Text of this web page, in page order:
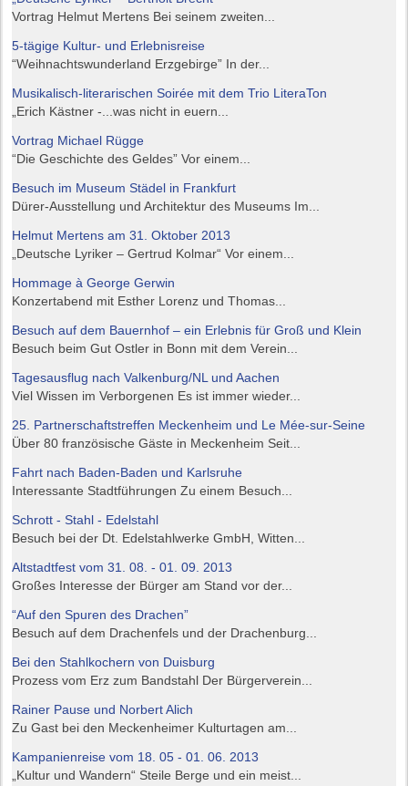
Vortrag Helmut Mertens Bei seinem zweiten...
5-tägige Kultur- und Erlebnisreise
“Weihnachtswunderland Erzgebirge” In der...
Musikalisch-literarischen Soirée mit dem Trio LiteraTon
„Erich Kästner -...was nicht in euern...
Vortrag Michael Rügge
“Die Geschichte des Geldes” Vor einem...
Besuch im Museum Städel in Frankfurt
Dürer-Ausstellung und Architektur des Museums Im...
Helmut Mertens am 31. Oktober 2013
„Deutsche Lyriker – Gertrud Kolmar“ Vor einem...
Hommage à George Gerwin
Konzertabend mit Esther Lorenz und Thomas...
Besuch auf dem Bauernhof – ein Erlebnis für Groß und Klein
Besuch beim Gut Ostler in Bonn mit dem Verein...
Tagesausflug nach Valkenburg/NL und Aachen
Viel Wissen im Verborgenen Es ist immer wieder...
25. Partnerschaftstreffen Meckenheim und Le Mée-sur-Seine
Über 80 französische Gäste in Meckenheim Seit...
Fahrt nach Baden-Baden und Karlsruhe
Interessante Stadtführungen Zu einem Besuch...
Schrott - Stahl - Edelstahl
Besuch bei der Dt. Edelstahlwerke GmbH, Witten...
Altstadtfest vom 31. 08. - 01. 09. 2013
Großes Interesse der Bürger am Stand vor der...
“Auf den Spuren des Drachen”
Besuch auf dem Drachenfels und der Drachenburg...
Bei den Stahlkochern von Duisburg
Prozess vom Erz zum Bandstahl Der Bürgerverein...
Rainer Pause und Norbert Alich
Zu Gast bei den Meckenheimer Kulturtagen am...
Kampanienreise vom 18. 05 - 01. 06. 2013
„Kultur und Wandern“ Steile Berge und ein meist...